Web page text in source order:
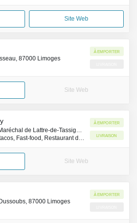
Site Web
87000 Limoges
À emporter
Site Web
À emporter
Livraison
Site Web
87000 Limoges
À emporter